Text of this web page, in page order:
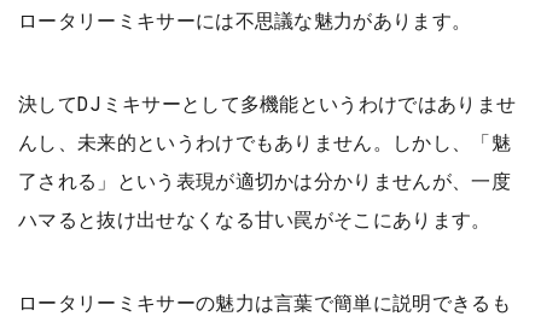
ロータリーミキサーには不思議な魅力があります。
決してDJミキサーとして多機能というわけではありませ
んし、未来的というわけでもありません。しかし、「魅
了される」という表現が適切かは分かりませんが、一度
ハマると抜け出せなくなる甘い罠がそこにあります。
ロータリーミキサーの魅力は言葉で簡単に説明できるも